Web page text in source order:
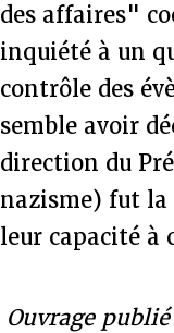
des affaires"
inquiété à un
contrôle des
semble avoir
direction du
nazisme) fut la
leur capacité à
Ouvrage